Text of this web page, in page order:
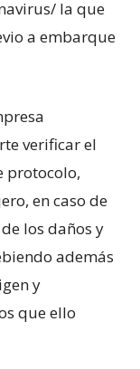
la que
a embarque
verificar el
protocolo,
en caso de
los daños y
además
y
que ello